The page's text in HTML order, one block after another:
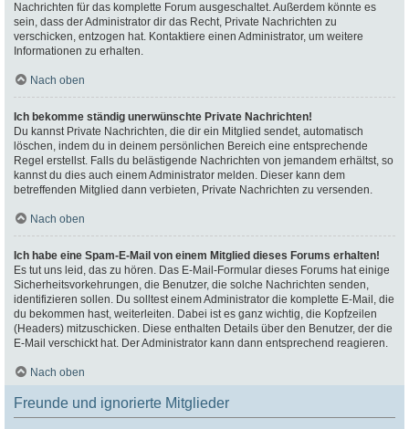
Nachrichten für das komplette Forum ausgeschaltet. Außerdem könnte es
sein, dass der Administrator dir das Recht, Private Nachrichten zu
verschicken, entzogen hat. Kontaktiere einen Administrator, um weitere
Informationen zu erhalten.
Nach oben
Ich bekomme ständig unerwünschte Private Nachrichten!
Du kannst Private Nachrichten, die dir ein Mitglied sendet, automatisch
löschen, indem du in deinem persönlichen Bereich eine entsprechende
Regel erstellst. Falls du belästigende Nachrichten von jemandem erhältst, so
kannst du dies auch einem Administrator melden. Dieser kann dem
betreffenden Mitglied dann verbieten, Private Nachrichten zu versenden.
Nach oben
Ich habe eine Spam-E-Mail von einem Mitglied dieses Forums erhalten!
Es tut uns leid, das zu hören. Das E-Mail-Formular dieses Forums hat einige
Sicherheitsvorkehrungen, die Benutzer, die solche Nachrichten senden,
identifizieren sollen. Du solltest einem Administrator die komplette E-Mail, die
du bekommen hast, weiterleiten. Dabei ist es ganz wichtig, die Kopfzeilen
(Headers) mitzuschicken. Diese enthalten Details über den Benutzer, der die
E-Mail verschickt hat. Der Administrator kann dann entsprechend reagieren.
Nach oben
Freunde und ignorierte Mitglieder